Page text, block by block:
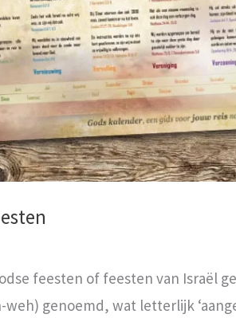
feesten of feesten van Israël